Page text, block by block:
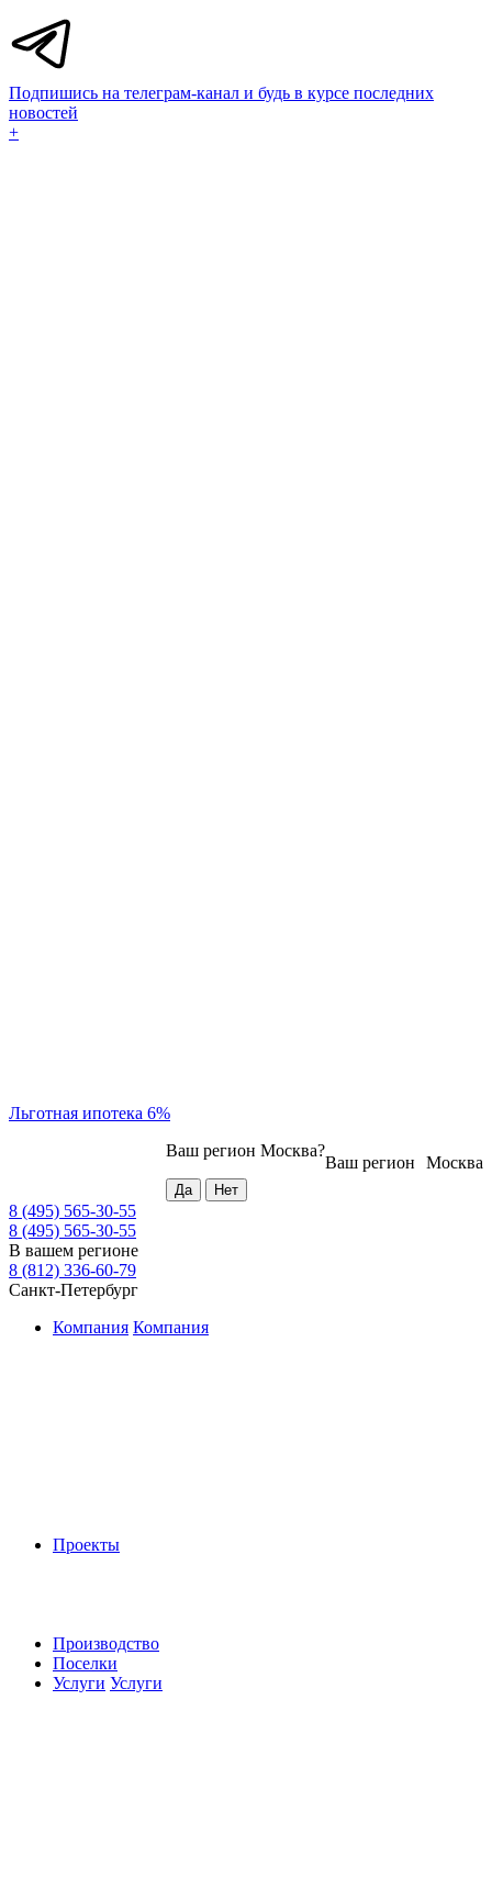
Подпишись на телеграм-канал и будь в курсе последних
новостей
+
Льготная ипотека 6%
Москва
Ваш регион
Ваш регион Москва?
8 (495) 565-30-55
8 (495) 565-30-55
В вашем регионе
8 (812) 336-60-79
Санкт-Петербург
Компания Компания
Проекты
Производство
Поселки
Услуги Услуги